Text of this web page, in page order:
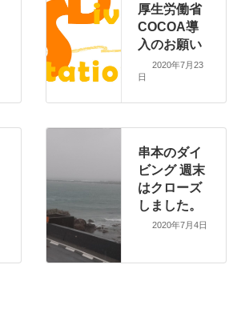
厚生労働省
COCOA導
入のお願い
2020年7月23
日
串本のダイ
ビング 週末
はクローズ
しました。
2020年7月4日